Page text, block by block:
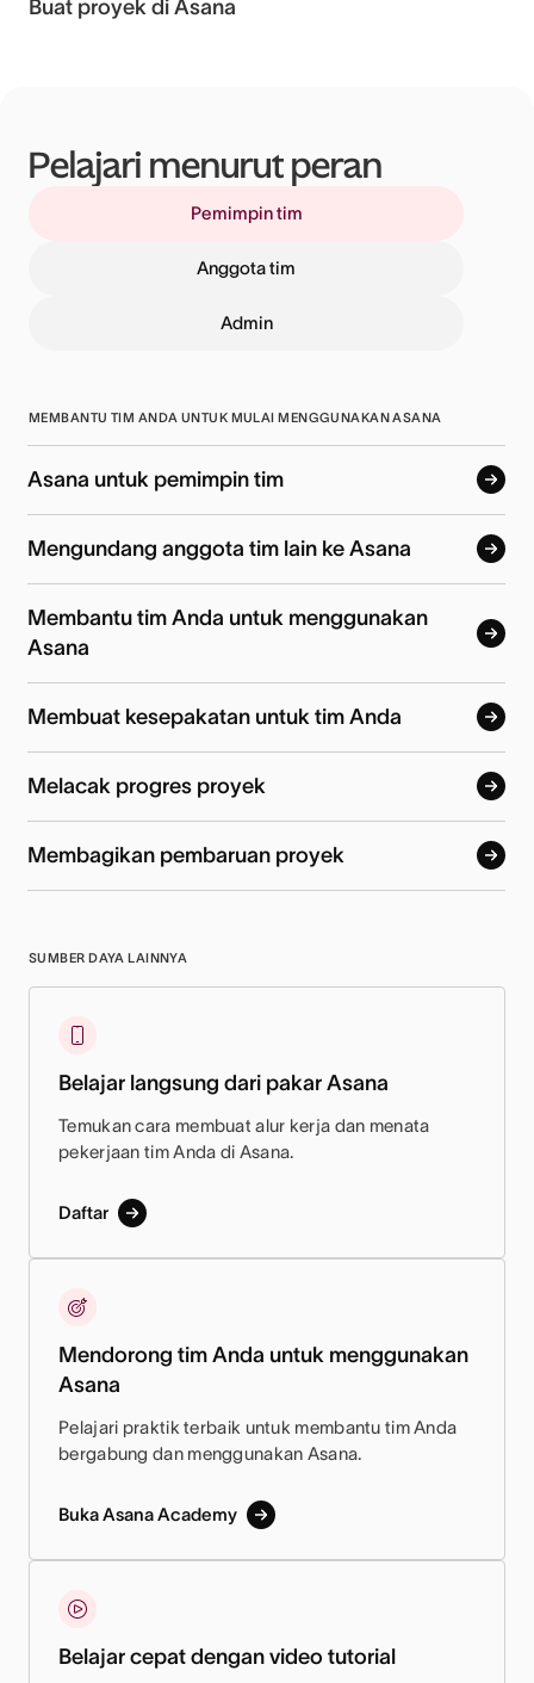
Buat proyek di Asana
Pelajari menurut peran
Pemimpin tim
Anggota tim
Admin
MEMBANTU TIM ANDA UNTUK MULAI MENGGUNAKAN ASANA
Asana untuk pemimpin tim
Mengundang anggota tim lain ke Asana
Membantu tim Anda untuk menggunakan
Asana
Membuat kesepakatan untuk tim Anda
Melacak progres proyek
Membagikan pembaruan proyek
SUMBER DAYA LAINNYA
Belajar langsung dari pakar Asana
Temukan cara membuat alur kerja dan menata
pekerjaan tim Anda di Asana.
Daftar
Mendorong tim Anda untuk menggunakan
Asana
Pelajari praktik terbaik untuk membantu tim Anda
bergabung dan menggunakan Asana.
Buka Asana Academy
Belajar cepat dengan video tutorial